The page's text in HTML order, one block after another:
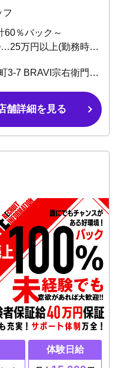
！
フ
60％バック～
万円以上(勤務時間8h) 管理職各種…40万円以上(勤務時間8h)
大阪市中央区宗右衛門町3-7 BRAVI宗右衛門町ビルB1F
舗詳細を見る
体験日給